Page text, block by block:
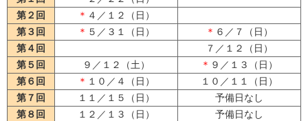
第２回
＊ ４／１２（日）
第３回
＊ ５／３１（日） ＊ ６／７（日）
第４回
７／１２（日）
第５回
９／１２（土） ＊ ９／１３（日）
第６回
＊ １０／４（日）
１０／１１（日）
第７回
１１／１５（日）
予備日なし
第８回
１２／１３（日）
予備日なし